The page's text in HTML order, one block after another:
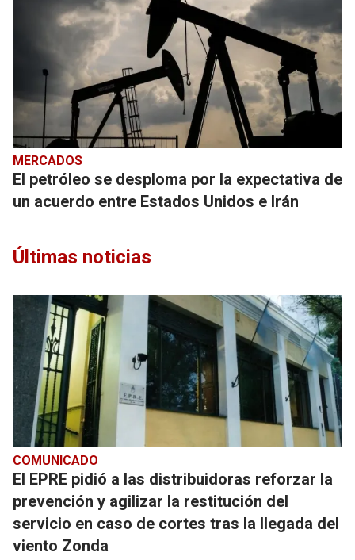
MERCADOS
El petróleo se desploma por la expectativa de
un acuerdo entre Estados Unidos e Irán
Últimas noticias
COMUNICADO
El EPRE pidió a las distribuidoras reforzar la
prevención y agilizar la restitución del
servicio en caso de cortes tras la llegada del
viento Zonda